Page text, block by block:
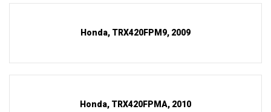
Honda, TRX420FPM9, 2009
Honda, TRX420FPMA, 2010